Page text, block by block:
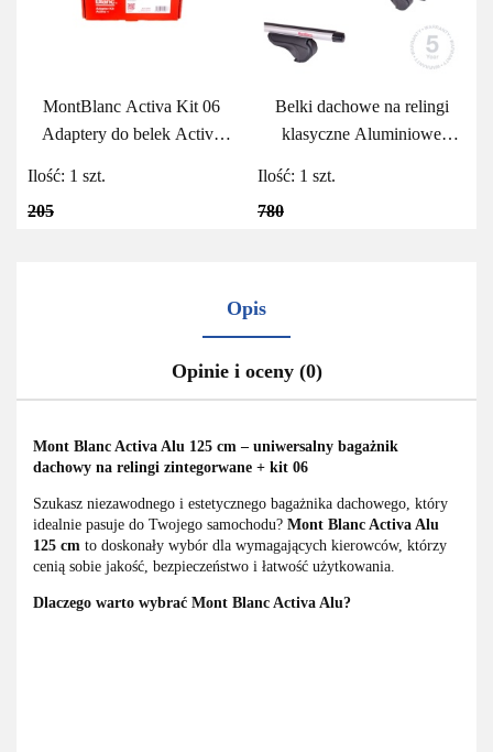
MontBlanc Activa Kit 06
Adaptery do belek Activa
205
Ilość: 1 szt.
Belki dachowe na relingi
klasyczne Aluminiowe
780
Ilość: 1 szt.
Opis
Opinie i oceny (0)
Mont Blanc Activa Alu 125 cm – uniwersalny bagażnik
dachowy na relingi zintegorwane + kit 06
Szukasz niezawodnego i estetycznego bagażnika dachowego, który
idealnie pasuje do Twojego samochodu? Mont Blanc Activa Alu
125 cm to doskonały wybór dla wymagających kierowców, którzy
cenią sobie jakość, bezpieczeństwo i łatwość użytkowania.
Dlaczego warto wybrać Mont Blanc Activa Alu?